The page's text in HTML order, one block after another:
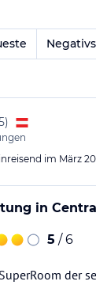
)
im März
in
5 / 6
der